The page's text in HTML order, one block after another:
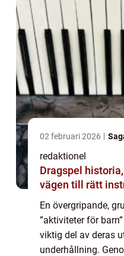
02 februari 2026
redaktionel
Dragspel historia, spelglädje och
vägen till rätt
En övergripande,
”aktiviteter för
viktig del av deras
underhållning.